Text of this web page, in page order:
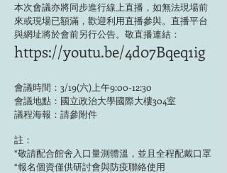
本次會議亦將同步進行線上直播，如無法現場前
來或現場已額滿，歡迎利用直播參與。直播平台
與網址將於會前另行公告。敬直播連結：
https://youtu.be/4d07Bqeq1ig
會議時間：3/19(六)上午9:00-12:30
會議地點：國立政治大學國際大樓304室
議程海報：請參附件
註：
*敬請配合館舍入口量測體溫，並且全程配戴口罩
*報名個資僅供研討會與防疫聯絡使用